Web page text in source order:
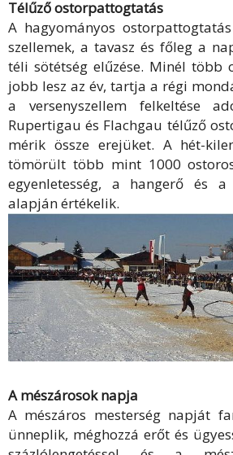
Télűző ostorpattogtatás
A hagyományos
szellemek, a tavasz és főleg a
téli sötétség elűzése. Minél több
jobb lesz az év, tartja a régi
a versenyszellem felkeltése
Rupertigau és Flachgau télűző
mérik össze erejüket. A hét-
tömörült több mint 1000
egyenletesség, a hangerő és
alapján értékelik.
A mészárosok napja
A mészáros mesterség napját
ünneplik, méghozzá erőt és